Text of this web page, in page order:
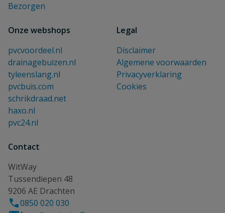
Bezorgen
Onze webshops
pvcvoordeel.nl
drainagebuizen.nl
tyleenslang.nl
pvcbuis.com
schrikdraad.net
haxo.nl
pvc24.nl
Legal
Disclaimer
Algemene voorwaarden
Privacyverklaring
Cookies
Contact
WitWay
Tussendiepen 48
9206 AE Drachten
0850 020 030